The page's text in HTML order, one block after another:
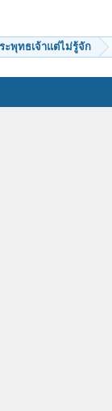
ะพุทธเจ้าแต่ไม่รู้จัก